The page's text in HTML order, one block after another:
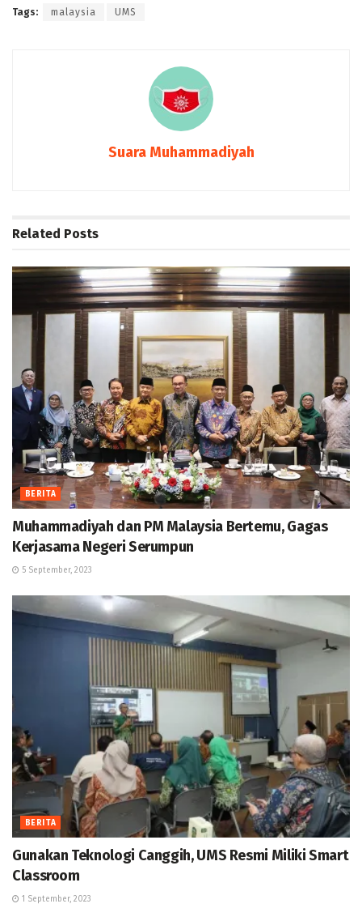
Tags: malaysia UMS
Suara Muhammadiyah
Related Posts
BERITA
Muhammadiyah dan PM Malaysia Bertemu, Gagas
Kerjasama Negeri Serumpun
5 September, 2023
BERITA
Gunakan Teknologi Canggih, UMS Resmi Miliki Smart
Classroom
1 September, 2023